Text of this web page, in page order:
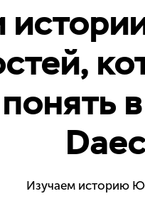
Изучаем историю